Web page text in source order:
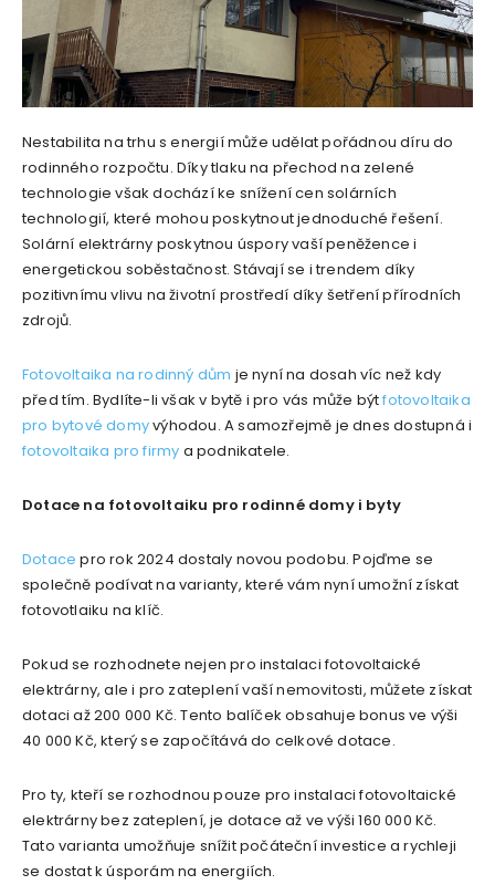
Nestabilita na trhu s energií může udělat pořádnou díru do
rodinného rozpočtu. Díky tlaku na přechod na zelené
technologie však dochází ke snížení cen solárních
technologií, které mohou poskytnout jednoduché řešení.
Solární elektrárny poskytnou úspory vaší peněžence i
energetickou soběstačnost. Stávají se i trendem díky
pozitivnímu vlivu na životní prostředí díky šetření přírodních
zdrojů.
Fotovoltaika na rodinný dům je nyní na dosah víc než kdy
před tím. Bydlíte-li však v bytě i pro vás může býtfotovoltaika
pro bytové domyvýhodou. A samozřejmě je dnes dostupná i
fotovoltaika pro firmy a podnikatele.
Dotace na fotovoltaiku pro rodinné domy i byty
Dotace pro rok 2024 dostaly novou podobu. Pojďme se
společně podívat na varianty, které vám nyní umožní získat
fotovotlaiku na klíč.
Pokud se rozhodnete nejen pro instalaci fotovoltaické
elektrárny, ale i pro zateplení vaší nemovitosti, můžete získat
dotaci až 200 000 Kč. Tento balíček obsahuje bonus ve výši
40 000 Kč, který se započítává do celkové dotace.
Pro ty, kteří se rozhodnou pouze pro instalaci fotovoltaické
elektrárny bez zateplení, je dotace až ve výši 160 000 Kč.
Tato varianta umožňuje snížit počáteční investice a rychleji
se dostat k úsporám na energiích.